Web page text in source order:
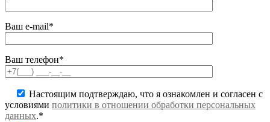
Ваш e-mail*
Ваш телефон*
Настоящим подтверждаю, что я ознакомлен и согласен с
условиями политики в отношении обработки персональных
данных.*